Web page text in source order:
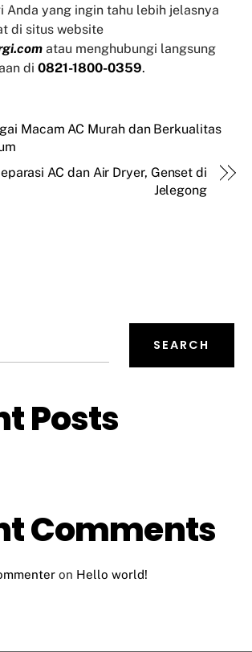
Anda yang ingin tahu lebih jelasnya
di situs website
atau menghubungi langsung
di0821-1800-0359.
Macam AC Murah dan Berkualitas
AC dan Air Dryer, Genset di
Jelegong
SEARCH
Posts
Comments
on Hello world!